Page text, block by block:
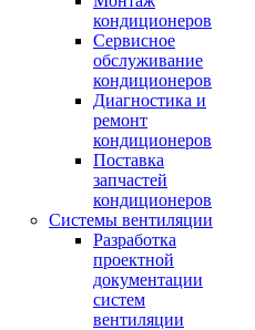
кондиционеров
Сервисное
обслуживание
кондиционеров
Диагностика и
ремонт
кондиционеров
Поставка
запчастей
кондиционеров
Системы вентиляции
Разработка
проектной
документации
систем
вентиляции